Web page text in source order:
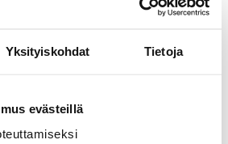
Yksityiskohdat Tietoja
evästeillä